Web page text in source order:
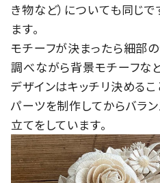
き物など）についても同じ
ます。
モチーフが決まったら細部
調べながら背景モチーフな
デザインはキッチリ決める
パーツを制作してからバラ
立てをしています。